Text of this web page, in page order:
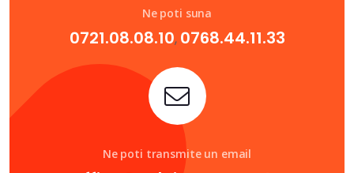
Ne poti suna
0721.08.08.10, 0768.44.11.33
Ne poti transmite un email